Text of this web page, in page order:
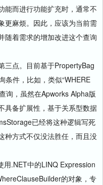
能而进行功能扩充时，通常不
更麻烦。因此，应该为当前需
随着需求的增加改进这个查询
点。目前基于PropertyBag
条件，比如，类似“WHERE
询，虽然在Apworks Alpha版
具备扩展性，基于关系型数据
已经将这种逻辑写死
种方式不仅没法胜任，而且没
.NET中的LINQ Expression
的对象，专